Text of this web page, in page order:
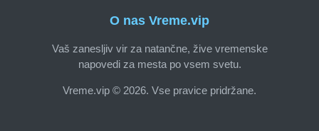
O nas Vreme.vip
Vaš zanesljiv vir za natančne, žive vremenske
napovedi za mesta po vsem svetu.
Vreme.vip © 2026. Vse pravice pridržane.